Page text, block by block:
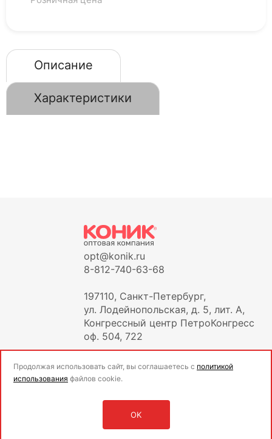
Описание
Характеристики
opt@konik.ru
8-812-740-63-68
197110, Санкт-Петербург,
ул. Лодейнопольская, д. 5, лит. А,
Конгрессный центр ПетроКонгресс
оф. 504, 722
Оставить заявку
Продолжая использовать сайт, вы соглашаетесь с политикой
использования файлов cookie.
OK